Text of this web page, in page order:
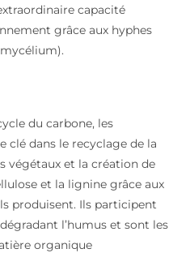
capacité
grâce aux hyphes
du carbone, les
clé dans le recyclage de la
végétaux et la création de
et la lignine grâce aux
produisent. Ils participent
l’humus et sont les
organique